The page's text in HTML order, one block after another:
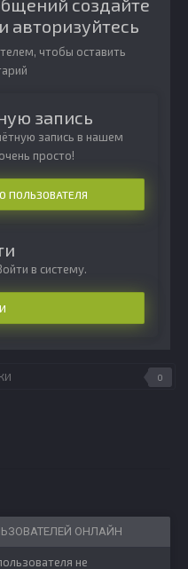
создайте
авторизуйтесь
чтобы оставить
запись
запись в нашем
просто!
ПОЛЬЗОВАТЕЛЯ
в систему.
0
ОНЛАЙН
не